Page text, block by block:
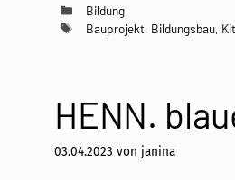
Kategorien
Bildung
Schlagwörter
Bauprojekt, Bildungsbau,
HENN.
03.04.2023 von janina